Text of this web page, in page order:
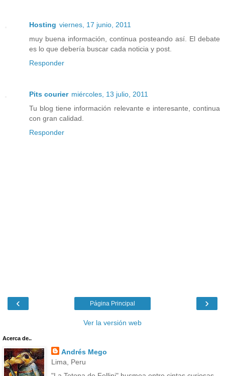
Hosting viernes, 17 junio, 2011
muy buena información, continua posteando así. El debate
es lo que debería buscar cada noticia y post.
Responder
Pits courier miércoles, 13 julio, 2011
Tu blog tiene información relevante e interesante, continua
con gran calidad.
Responder
‹ ›
Página Principal
Ver la versión web
Acerca de..
Andrés Mego
Lima, Peru